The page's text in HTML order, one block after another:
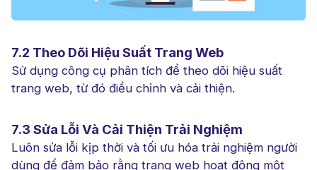
7.2 Theo Dõi Hiệu Suất Trang Web
Sử dụng công cụ phân tích để theo dõi hiệu suất
trang web, từ đó điều chỉnh và cải thiện.
7.3 Sửa Lỗi Và Cải Thiện Trải Nghiệm
Luôn sửa lỗi kịp thời và tối ưu hóa trải nghiệm người
dùng để đảm bảo rằng trang web hoạt động một